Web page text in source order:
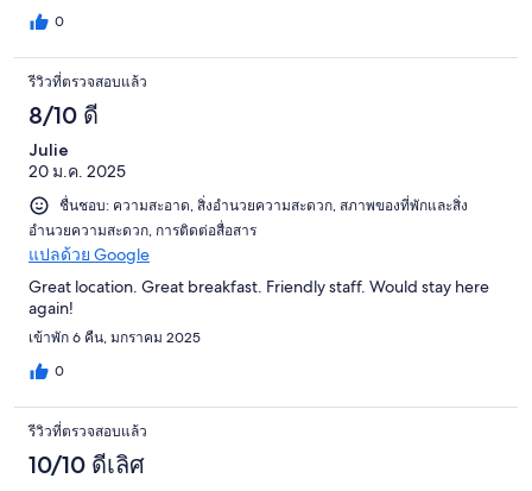
0
รีวิวที่ตรวจสอบแล้ว
8/10 ดี
Julie
20 ม.ค. 2025
ชื่นชอบ: ความสะอาด, สิ่งอำนวยความสะดวก, สภาพของที่พักและสิ่ง
อำนวยความสะดวก, การติดต่อสื่อสาร
แปลด้วย Google
Great location. Great breakfast. Friendly staff. Would stay here
again!
เข้าพัก 6 คืน, มกราคม 2025
0
รีวิวที่ตรวจสอบแล้ว
10/10 ดีเลิศ